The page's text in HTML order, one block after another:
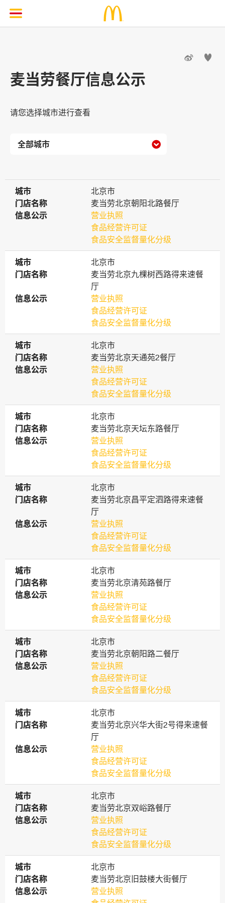
 
麦当劳餐厅信息公示
请您选择城市进行查看

城市
城市
北京市
门店名称
门店名称
麦当劳北京朝阳北路餐厅
信息公示
信息公示
营业执照
食品经营许可证
食品安全监督量化分级
城市
城市
北京市
门店名称
门店名称
麦当劳北京九棵树西路得来速餐
厅
信息公示
信息公示
营业执照
食品经营许可证
食品安全监督量化分级
城市
城市
北京市
门店名称
门店名称
麦当劳北京天通苑2餐厅
信息公示
信息公示
营业执照
食品经营许可证
食品安全监督量化分级
城市
城市
北京市
门店名称
门店名称
麦当劳北京天坛东路餐厅
信息公示
信息公示
营业执照
食品经营许可证
食品安全监督量化分级
城市
城市
北京市
门店名称
门店名称
麦当劳北京昌平定泗路得来速餐
厅
信息公示
信息公示
营业执照
食品经营许可证
食品安全监督量化分级
城市
城市
北京市
门店名称
门店名称
麦当劳北京清苑路餐厅
信息公示
信息公示
营业执照
食品经营许可证
食品安全监督量化分级
城市
城市
北京市
门店名称
门店名称
麦当劳北京朝阳路二餐厅
信息公示
信息公示
营业执照
食品经营许可证
食品安全监督量化分级
城市
城市
北京市
门店名称
门店名称
麦当劳北京兴华大街2号得来速餐
厅
信息公示
信息公示
营业执照
食品经营许可证
食品安全监督量化分级
城市
城市
北京市
门店名称
门店名称
麦当劳北京双峪路餐厅
信息公示
信息公示
营业执照
食品经营许可证
食品安全监督量化分级
城市
城市
北京市
门店名称
门店名称
麦当劳北京旧鼓楼大街餐厅
信息公示
信息公示
营业执照